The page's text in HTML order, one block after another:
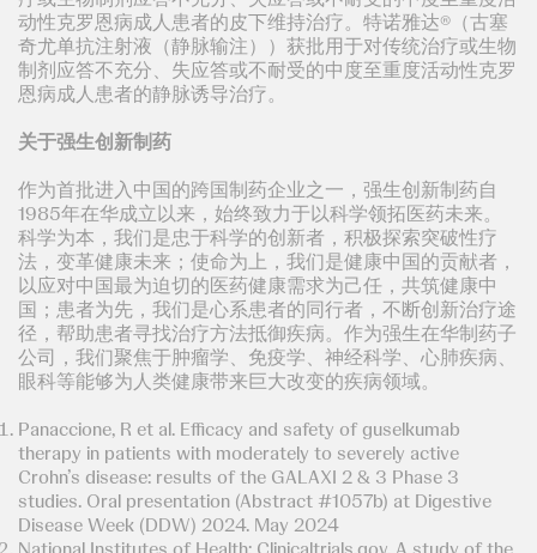
动性克罗恩病成人患者的皮下维持治疗。特诺雅达®（古塞
奇尤单抗注射液（静脉输注））获批用于对传统治疗或生物
制剂应答不充分、失应答或不耐受的中度至重度活动性克罗
恩病成人患者的静脉诱导治疗。
关于强生创新制药
作为首批进入中国的跨国制药企业之一，强生创新制药自
1985年在华成立以来，始终致力于以科学领拓医药未来。
科学为本，我们是忠于科学的创新者，积极探索突破性疗
法，变革健康未来；使命为上，我们是健康中国的贡献者，
以应对中国最为迫切的医药健康需求为己任，共筑健康中
国；患者为先，我们是心系患者的同行者，不断创新治疗途
径，帮助患者寻找治疗方法抵御疾病。作为强生在华制药子
公司，我们聚焦于肿瘤学、免疫学、神经科学、心肺疾病、
眼科等能够为人类健康带来巨大改变的疾病领域。
Panaccione, R et al. Efficacy and safety of guselkumab
therapy in patients with moderately to severely active
Crohn’s disease: results of the GALAXI 2 & 3 Phase 3
studies. Oral presentation (Abstract #1057b) at Digestive
Disease Week (DDW) 2024. May 2024